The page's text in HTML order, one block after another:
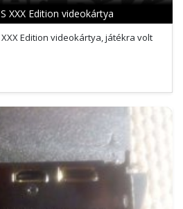
XXX Edition videokártya
XXX Edition videokártya, játékra volt